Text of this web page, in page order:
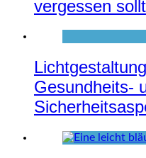
vergessen
Gesundheits-